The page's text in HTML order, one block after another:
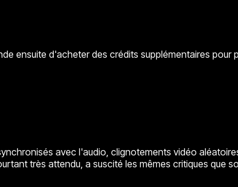
ensuite d'acheter des crédits supplémentaires pour
avec l'audio, clignotements vidéo
très attendu, a suscité les mêmes critiques que